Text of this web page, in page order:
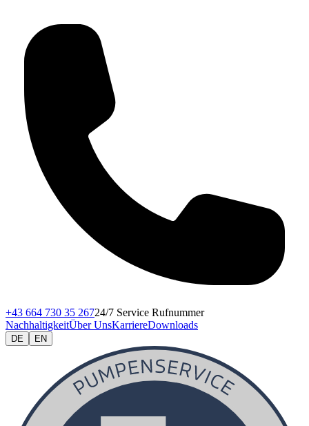
+43 664 730 35 26724/7 Service Rufnummer
NachhaltigkeitÜber UnsKarriereDownloads
DE EN